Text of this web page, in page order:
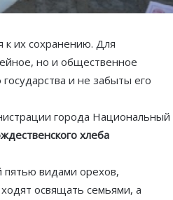
к их сохранению. Для
но и общественное
и не забыты его
города Национальный
хлеба
пятью видами орехов,
освящать семьями, а